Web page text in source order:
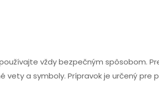
vždy bezpečným spôsobom.
vety a symboly. Prípravok je určený pre